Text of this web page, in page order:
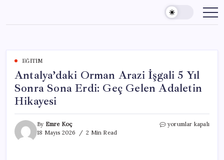
content
EĞITIM
Antalya’daki Orman Arazi İşgali 5 Yıl
Sonra Sona Erdi: Geç Gelen Adaletin
Hikayesi
By Emre Koç
18 Mayıs 2026
2 Min Read
Antalya’daki
yorumlar kapalı